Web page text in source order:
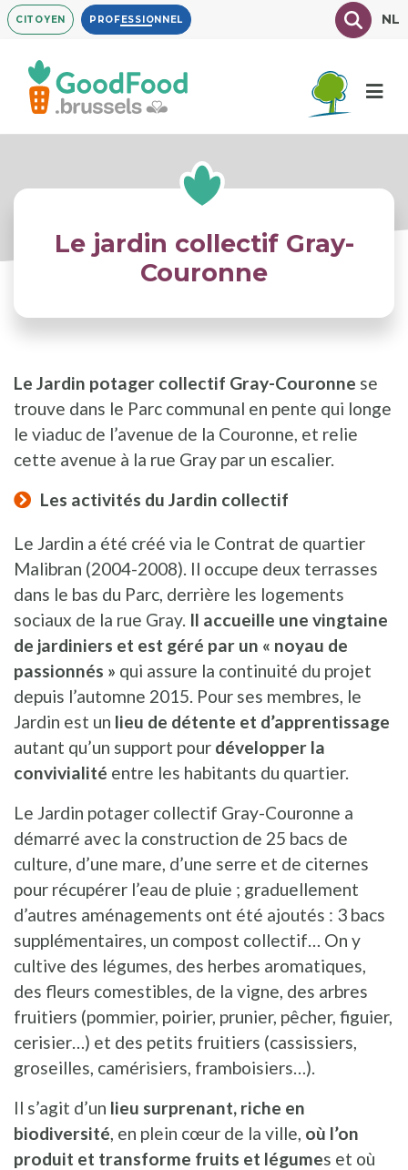
Aller
au
contenu
principal
CITOYEN PROFESSIONNEL TexteNL
Le jardin collectif Gray-
Couronne
Le Jardin potager collectif Gray-Couronne se
trouve dans le Parc communal en pente qui longe
le viaduc de l’avenue de la Couronne, et relie
cette avenue à la rue Gray par un escalier.
Les activités du Jardin collectif
Le Jardin a été créé via le Contrat de quartier
Malibran (2004-2008). Il occupe deux terrasses
dans le bas du Parc, derrière les logements
sociaux de la rue Gray. Il accueille une vingtaine
de jardiniers et est géré par un « noyau de
passionnés » qui assure la continuité du projet
depuis l’automne 2015. Pour ses membres, le
Jardin est un lieu de détente et d’apprentissage
autant qu’un support pour développer la
convivialité entre les habitants du quartier.
Le Jardin potager collectif Gray-Couronne a
démarré avec la construction de 25 bacs de
culture, d’une mare, d’une serre et de citernes
pour récupérer l’eau de pluie ; graduellement
d’autres aménagements ont été ajoutés : 3 bacs
supplémentaires, un compost collectif… On y
cultive des légumes, des herbes aromatiques,
des fleurs comestibles, de la vigne, des arbres
fruitiers (pommier, poirier, prunier, pêcher, figuier,
cerisier…) et des petits fruitiers (cassissiers,
groseilles, camérisiers, framboisiers…).
Il s’agit d’un lieu surprenant, riche en
biodiversité , en plein cœur de la ville, où l’on
produit et transforme fruits et légumes et où